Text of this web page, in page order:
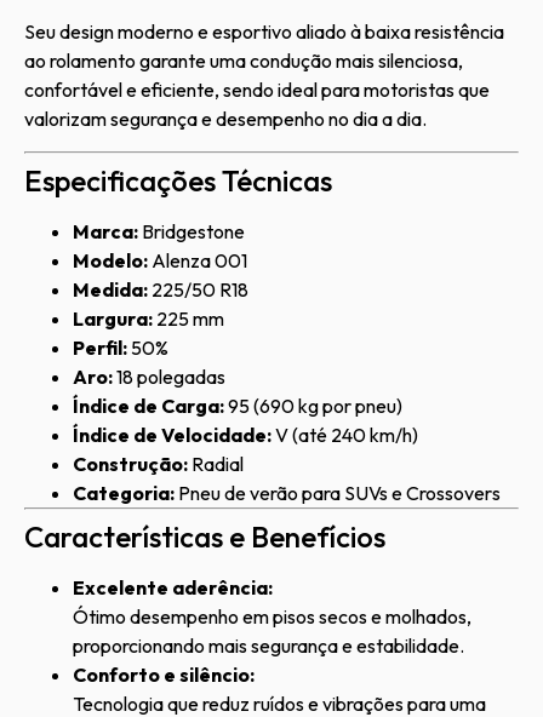
Seu design moderno e esportivo aliado à baixa resistência
ao rolamento garante uma condução mais silenciosa,
confortável e eficiente, sendo ideal para motoristas que
valorizam segurança e desempenho no dia a dia.
Especificações Técnicas
Marca: Bridgestone
Modelo: Alenza 001
Medida: 225/50 R18
Largura: 225 mm
Perfil: 50%
Aro:18 polegadas
Índice de Carga:95 (690 kg por pneu)
Índice de Velocidade:V (até 240 km/h)
Construção: Radial
Categoria: Pneu de verão para SUVs e Crossovers
Características e Benefícios
Excelente aderência:
Ótimo desempenho em pisos secos e molhados,
proporcionando mais segurança e estabilidade.
Conforto e silêncio:
Tecnologia que reduz ruídos e vibrações para uma